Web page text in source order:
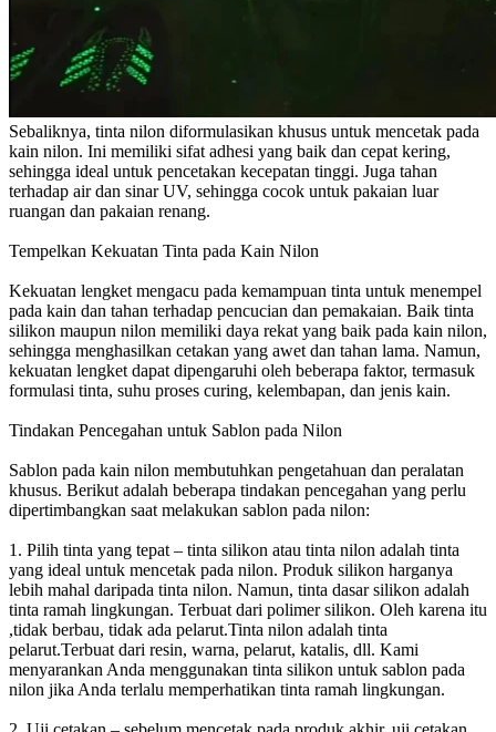
Sebaliknya, tinta nilon diformulasikan khusus untuk mencetak pada
kain nilon. Ini memiliki sifat adhesi yang baik dan cepat kering,
sehingga ideal untuk pencetakan kecepatan tinggi. Juga tahan
terhadap air dan sinar UV, sehingga cocok untuk pakaian luar
ruangan dan pakaian renang.
Tempelkan Kekuatan Tinta pada Kain Nilon
Kekuatan lengket mengacu pada kemampuan tinta untuk menempel
pada kain dan tahan terhadap pencucian dan pemakaian. Baik tinta
silikon maupun nilon memiliki daya rekat yang baik pada kain nilon,
sehingga menghasilkan cetakan yang awet dan tahan lama. Namun,
kekuatan lengket dapat dipengaruhi oleh beberapa faktor, termasuk
formulasi tinta, suhu proses curing, kelembapan, dan jenis kain.
Tindakan Pencegahan untuk Sablon pada Nilon
Sablon pada kain nilon membutuhkan pengetahuan dan peralatan
khusus. Berikut adalah beberapa tindakan pencegahan yang perlu
dipertimbangkan saat melakukan sablon pada nilon:
1. Pilih tinta yang tepat – tinta silikon atau tinta nilon adalah tinta
yang ideal untuk mencetak pada nilon. Produk silikon harganya
lebih mahal daripada tinta nilon. Namun, tinta dasar silikon adalah
tinta ramah lingkungan. Terbuat dari polimer silikon. Oleh karena itu
,tidak berbau, tidak ada pelarut.Tinta nilon adalah tinta
pelarut.Terbuat dari resin, warna, pelarut, katalis, dll. Kami
menyarankan Anda menggunakan tinta silikon untuk sablon pada
nilon jika Anda terlalu memperhatikan tinta ramah lingkungan.